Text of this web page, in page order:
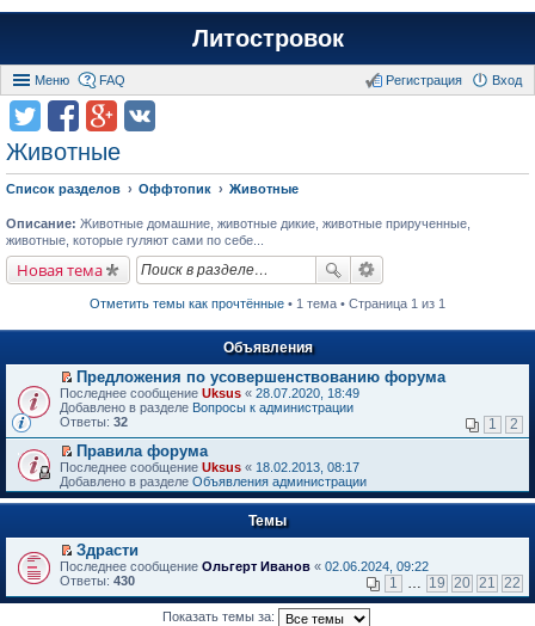
Литостровок
Меню FAQ Вход
Регистрация
Животные
Список разделов Оффтопик Животные
Описание: Животные домашние, животные дикие, животные прирученные,
животные, которые гуляют сами по себе...
Новая тема
Отметить темы как прочтённые • 1 тема • Страница 1 из 1
Объявления
П
е
р
й
т
и
к
п
в
о
м
у
н
Предложения по усовершенствованию форума
Последнее сообщение Uksus « 28.07.2020, 18:49
Добавлено в разделе Вопросы к администрации
Ответы: 32 1 2
П
е
р
е
т
и
к
п
р
Правила форума
Последнее сообщение Uksus « 18.02.2013, 08:17
Добавлено в разделе Объявления администрации
Темы
П
е
е
Здрасти
Последнее сообщение Ольгерт Иванов « 02.06.2024, 09:22
Ответы: 430 1 19 20 21 22
Показать темы за: